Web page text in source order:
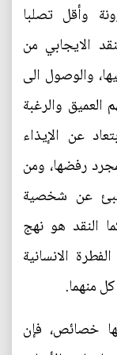
وأقل تصلبا
الايجابي من
والوصول الى
العميق والرغبة
عن الإيذاء
رفضها، ومن
عن شخصية
النقد هو نهج
الانسانية
منهما.
خصائص، فإن